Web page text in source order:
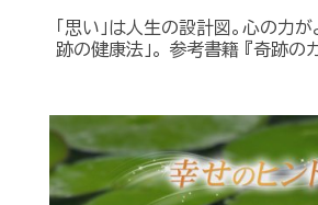
「思い」は人生の設計図。心の力が
跡の健康法」。 参考書籍 『奇跡の